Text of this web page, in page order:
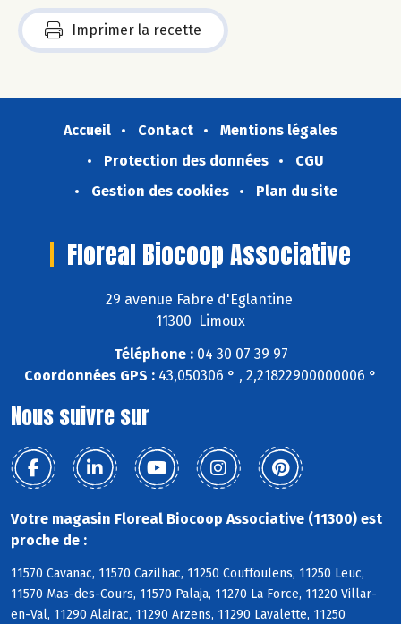
Imprimer la recette
Accueil Contact
Mentions légales
Protection des données
CGU
Gestion des cookies
Plan du site
Floreal Biocoop Associative
29 avenue Fabre d'Eglantine
11300 Limoux
Téléphone :04 30 07 39 97
Coordonnées GPS : 43,050306 ° , 2,21822900000006 °
Nous suivre sur
Votre magasin Floreal Biocoop Associative (11300) est
proche de :
11570 Cavanac, 11570 Cazilhac, 11250 Couffoulens, 11250 Leuc,
11570 Mas-des-Cours, 11570 Palaja, 11270 La Force, 11220 Villar-
en-Val, 11290 Alairac, 11290 Arzens, 11290 Lavalette, 11250